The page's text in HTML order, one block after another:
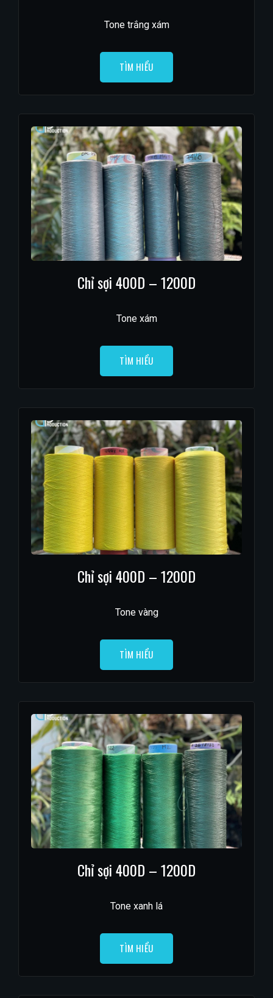
Tone trắng xám
TÌM HIỂU
Chỉ sợi 400D – 1200D
Tone xám
TÌM HIỂU
Chỉ sợi 400D – 1200D
Tone vàng
TÌM HIỂU
Chỉ sợi 400D – 1200D
Tone xanh lá
TÌM HIỂU